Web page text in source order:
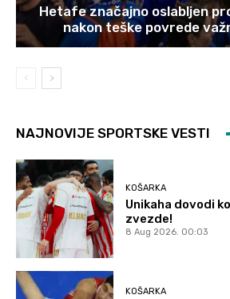
Hetafe značajno oslabljen
nakon teške povrede
NAJNOVIJE SPORTSKE VESTI
KOŠARKA
Unikaha dovodi
zvezde!
8 Aug 2026. 00:03
KOŠARKA